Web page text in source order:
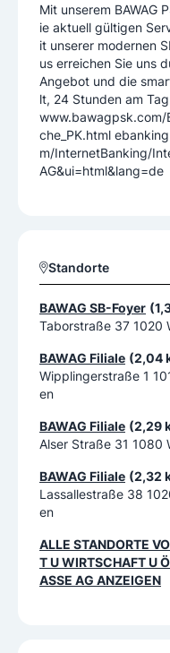
Mit unserem BAWAG
ie aktuell gültigen
it unserer modernen
us erreichen Sie uns
Angebot und die
lt, 24 Stunden am
www.bawagpsk.com/
che_PK.html
m/InternetBanking/
AG&ui=html&lang=de
Standorte
BAWAG SB-Foyer
Taborstraße 37 1020
BAWAG Filiale (2,04
Wipplingerstraße 1
en
BAWAG Filiale (2,29
Alser Straße 31 1080
BAWAG Filiale (2,32
Lassallestraße 38
en
ALLE STANDORTE
T U WIRTSCHAFT U
ASSE AG ANZEIGEN